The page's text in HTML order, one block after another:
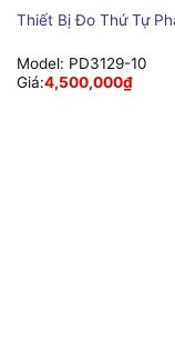
Thiết Bị Đo Thứ Tự
Model: PD3129-10
Giá:4,500,000₫